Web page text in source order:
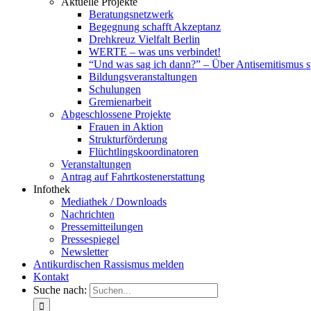
Beratungsnetzwerk
Begegnung schafft Akzeptanz
Drehkreuz Vielfalt Berlin
WERTE – was uns verbindet!
“Und was sag ich dann?” – Über Antisemitismus
Bildungsveranstaltungen
Schulungen
Gremienarbeit
Abgeschlossene Projekte
Frauen in Aktion
Strukturförderung
Flüchtlingskoordinatoren
Veranstaltungen
Antrag auf Fahrtkostenerstattung
Infothek
Mediathek / Downloads
Nachrichten
Pressemitteilungen
Pressespiegel
Newsletter
Antikurdischen Rassismus melden
Kontakt
Suche nach: